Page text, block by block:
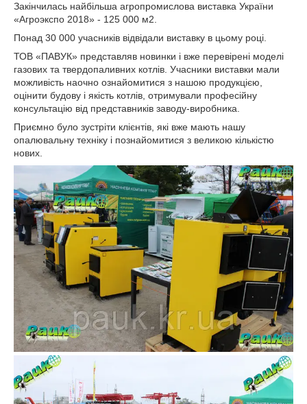
Закінчилась найбільша агропромислова виставка України
«Агроэкспо 2018» - 125 000 м2.
Понад 30 000 учасників відвідали виставку в цьому році.
ТОВ «ПАВУК» представляв новинки і вже перевірені моделі
газових та твердопаливних котлів. Учасники виставки мали
можливість наочно ознайомитися з нашою продукцією,
оцінити будову і якість котлів, отримували професійну
консультацію від представників заводу-виробника.
Приємно було зустріти клієнтів, які вже мають нашу
опалювальну техніку і познайомитися з великою кількістю
нових.